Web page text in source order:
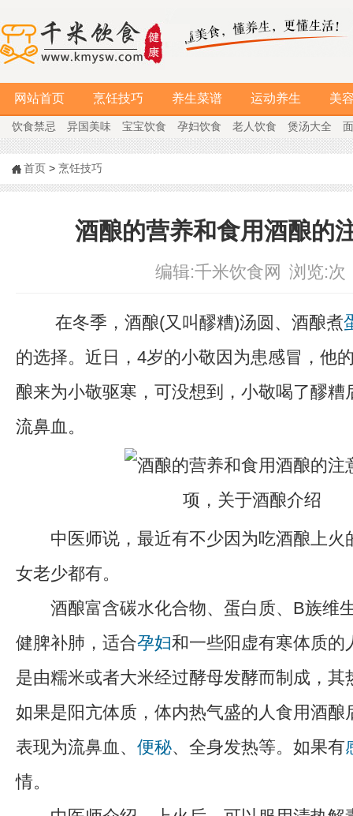
网站首页 烹饪技巧 养生菜谱 运动养生 美
饮食禁忌 异国美味 宝宝饮食 孕妇饮食 老人饮食 煲汤大全
首页 > 烹饪技巧
酒酿的营养和食用酒酿的
编辑:千米饮食网 浏览:次
在冬季，酒酿(又叫醪糟)汤圆、酒酿煮
的选择。近日，4岁的小敬因为患感冒，他
酿来为小敬驱寒，可没想到，小敬喝了醪糟
流鼻血。
中医师说，最近有不少因为吃酒酿上火
女老少都有。
酒酿富含碳水化合物、蛋白质、B族维
健脾补肺，适合孕妇和一些阳虚有寒体质的
是由糯米或者大米经过酵母发酵而制成，其
如果是阳亢体质，体内热气盛的人食用酒酿
表现为流鼻血、 便秘、全身发热等。如果有
情。